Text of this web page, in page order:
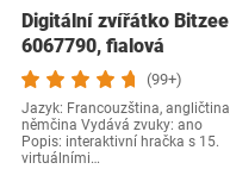
Digitální zvířátko Bitzee
6067790, fialová
(99+)
Jazyk: Francouzština,
němčina Vydává zvuky: ano
Popis: interaktivní hračka s 15.
virtuálními…